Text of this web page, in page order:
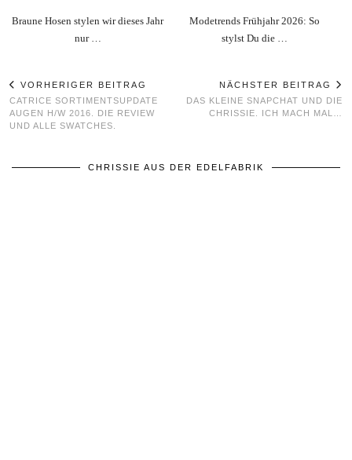
Braune Hosen stylen wir dieses Jahr
nur …
Modetrends Frühjahr 2026: So
stylst Du die …
VORHERIGER BEITRAG
CATRICE SORTIMENTSUPDATE
AUGEN H/W 2016. DIE REVIEW
UND ALLE SWATCHES.
NÄCHSTER BEITRAG
DAS KLEINE SNAPCHAT UND DIE
CHRISSIE. ICH MACH MAL…
CHRISSIE AUS DER EDELFABRIK